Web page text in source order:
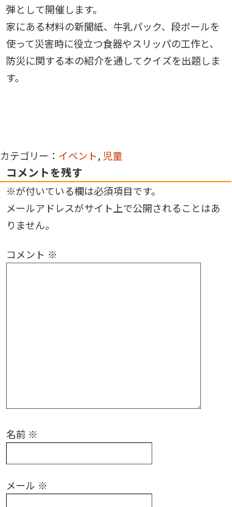
弾として開催します。
家にある材料の新聞紙、牛乳パック、段ボールを
使って災害時に役立つ食器やスリッパの工作と、
防災に関する本の紹介を通してクイズを出題しま
す。
カテゴリー： イベント, 児童
コメントを残す
※が付いている欄は必須項目です。
メールアドレスがサイト上で公開されることはあ
りません。
コメント ※
名前 ※
メール ※